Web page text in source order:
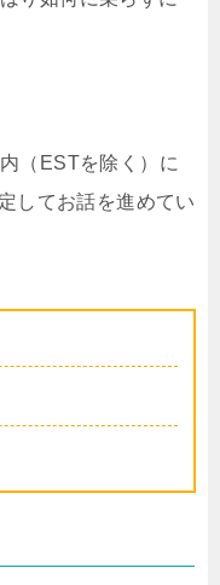
（ESTを除く）に
してお話を進めてい